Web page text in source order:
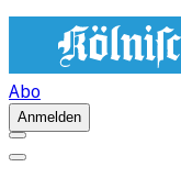
Abo
Anmelden